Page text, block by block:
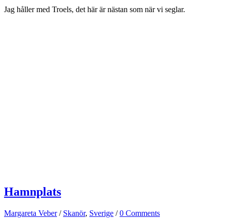
Jag håller med Troels, det här är nästan som när vi seglar.
Hamnplats
Margareta Veber / Skanör, Sverige / 0 Comments